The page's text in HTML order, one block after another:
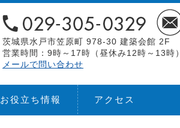
茨城県水戸市笠原町 978-30 建築会館 2F
営業時間：9時～17時（昼休み12時～13時）
メールで問い合わせ
お役立ち情報 アクセス